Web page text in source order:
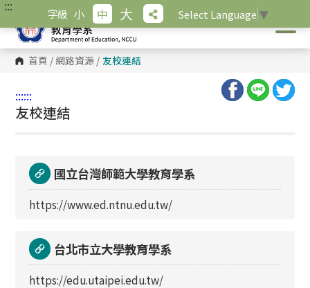
跳
主
內
容
::: 字級 小 中 大 Select Language ▼
首頁 / 網路資源 / 友校連結
::::::
友校連結
國立台灣師範大學教育學系
https://www.ed.ntnu.edu.tw/
台北市立大學教育學系
https://edu.utaipei.edu.tw/